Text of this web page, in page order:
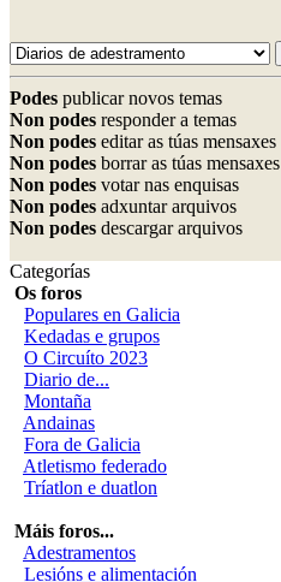
Podes publicar novos temas
Non podes responder a temas
Non podes editar as túas mensaxes
Non podes borrar as túas mensaxes
Non podes votar nas enquisas
Non podes adxuntar arquivos
Non podes descargar arquivos
Categorías
Os foros
Populares en Galicia
Kedadas e grupos
O Circuíto 2023
Diario de...
Montaña
Andainas
Fora de Galicia
Atletismo federado
Tríatlon e duatlon
Máis foros...
Adestramentos
Lesións e alimentación